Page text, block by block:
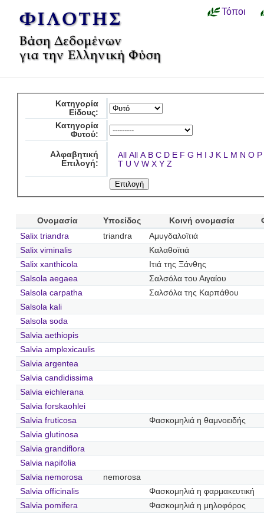
Τόποι
Κατηγορία
Είδους:
Κατηγορία
Φυτού:
Αλφαβητική
Επιλογή:
All All A B C D E F G H I J K L M N O P
T U V W X Y Z
Ονομασία Υποείδος Κοινή ονομασία
Salix triandra
triandra
Αμυγδαλοϊτιά
Salix viminalis
Καλαθοϊτιά
Salix xanthicola
Ιτιά της Ξάνθης
Salsola aegaea
Σαλσόλα του Αιγαίου
Salsola carpatha
Σαλσόλα της Καρπάθου
Salsola kali
Salsola soda
Salvia aethiopis
Salvia amplexicaulis
Salvia argentea
Salvia candidissima
Salvia eichlerana
Salvia forskaohlei
Salvia fruticosa
Φασκομηλιά η θαμνοειδής
Salvia glutinosa
Salvia grandiflora
Salvia napifolia
Salvia nemorosa
nemorosa
Salvia officinalis
Φασκομηλιά η φαρμακευτική
Salvia pomifera
Φασκομηλιά η μηλοφόρος